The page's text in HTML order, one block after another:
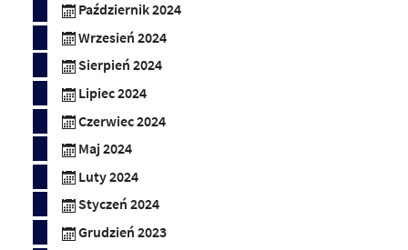
Październik 2024
Wrzesień 2024
Sierpień 2024
Lipiec 2024
Czerwiec 2024
Maj 2024
Luty 2024
Styczeń 2024
Grudzień 2023